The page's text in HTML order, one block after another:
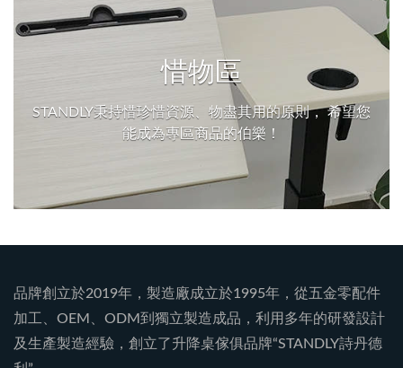
惜物區
STANDLY秉持惜珍惜資源、物盡其用的原則， 希望您
能成為專區商品的伯樂！
品牌創立於2019年，製造廠成立於1995年，從五金零配件
加工、OEM、ODM到獨立製造成品，利用多年的研發設計
及生產製造經驗，創立了升降桌傢俱品牌“STANDLY詩丹德